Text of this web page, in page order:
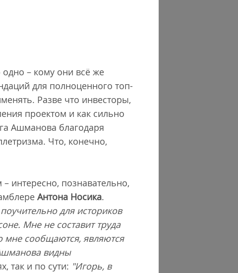
– кому они всё же
для полноценного топ-
Разве что инвесторы,
проектом и как сильно
Ашманова благодаря
Что, конечно,
интересно, познавательно,
Антона Носика.
для историков
Мне не составит труда
мне сообщаются, являются
видны
так и по сути: "Игорь, в